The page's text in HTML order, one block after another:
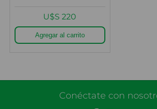
U$S 220
Conéctate con